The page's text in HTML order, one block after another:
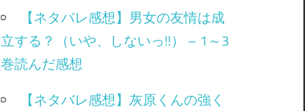
【ネタバレ感想】男女の友情は成
立する？（いや、しないっ!!） – 1～3
巻読んだ感想
【ネタバレ感想】灰原くんの強く